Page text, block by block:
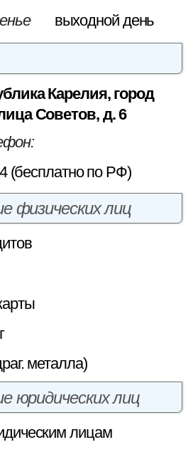
выходной день
Карелия, город
Советов, д. 6
(бесплатно по РФ)
физических лиц
металла)
юридических лиц
лицам